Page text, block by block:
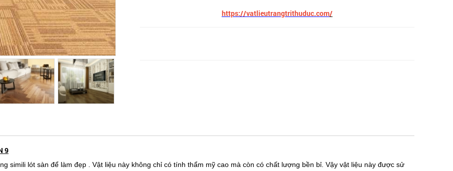
https://vatlieutrangtrithuduc.com/
9
simili lót sàn để làm đẹp . Vật liệu này không chỉ có tính thẩm mỹ cao mà còn có chất lượng bền bỉ. Vậy vật liệu này được sử